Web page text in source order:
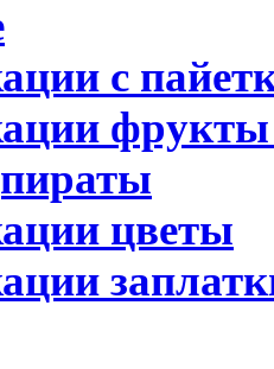
с
цветы